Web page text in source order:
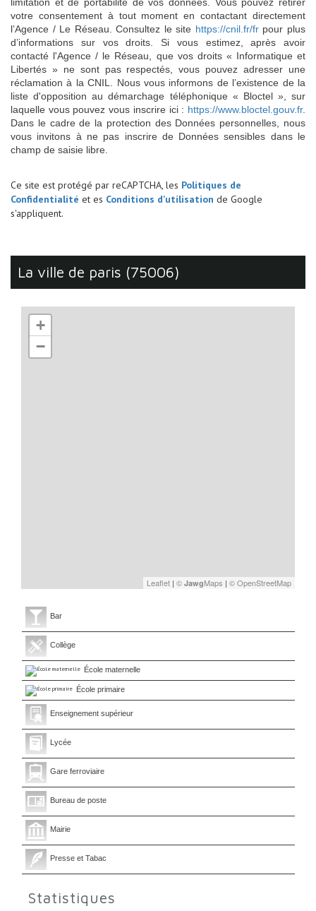
votre consentement à tout moment en contactant directement
l’Agence / Le Réseau. Consultez le site https://cnil.fr/frpour plus
d’informations sur vos droits. Si vous estimez, après avoir
contacté l'Agence / le Réseau, que vos droits « Informatique et
Libertés » ne sont pas respectés, vous pouvez adresser une
réclamation à la CNIL. Nous vous informons de l’existence de la
liste d'opposition au démarchage téléphonique « Bloctel », sur
laquelle vous pouvez vous inscrire ici : https://www.bloctel.gouv.fr.
Dans le cadre de la protection des Données personnelles, nous
vous invitons à ne pas inscrire de Données sensibles dans le
champ de saisie libre.
Ce site est protégé par reCAPTCHA, les Politiques de
Confidentialité et es Conditions d'utilisation de Google
s'appliquent.
la ville de paris (75006)
+
−
Leaflet | © JawgMaps | © OpenStreetMap
Bar
Collège
École maternelle
École primaire
Enseignement supérieur
Lycée
Gare ferroviaire
Bureau de poste
Mairie
Presse et Tabac
Statistiques